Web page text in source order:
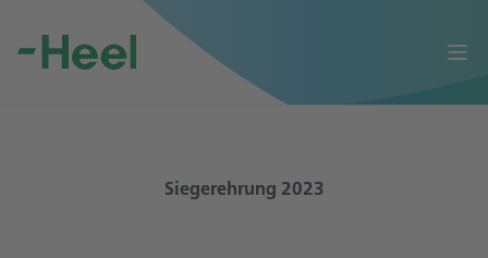
Siegerehrung 2023